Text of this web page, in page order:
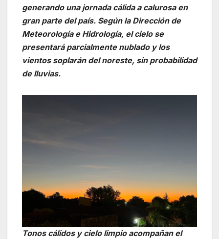
generando una jornada cálida a calurosa en
gran parte del país. Según la Dirección de
Meteorología e Hidrología, el cielo se
presentará parcialmente nublado y los
vientos soplarán del noreste, sin probabilidad
de lluvias.
Tonos cálidos y cielo limpio acompañan el